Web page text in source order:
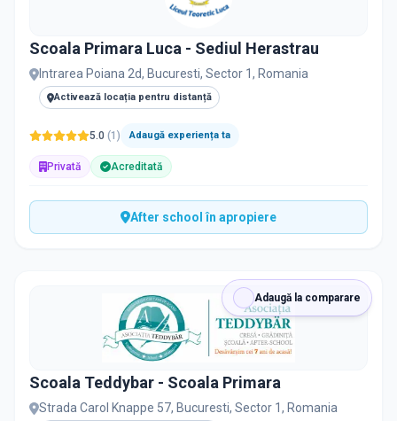
Scoala Primara Luca - Sediul Herastrau
Intrarea Poiana 2d, Bucuresti, Sector 1, Romania
Activează locația pentru distanță
5.0 (1 ) Adaugă experiența ta
Privată Acreditată
After school în apropiere
Adaugă la comparare
Scoala Teddybar - Scoala Primara
Strada Carol Knappe 57, Bucuresti, Sector 1, Romania